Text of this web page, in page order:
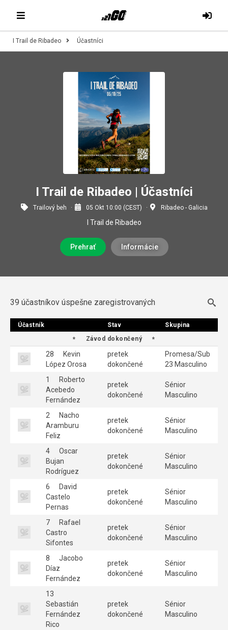
I Trail de Ribadeo Účastníci
I Trail de Ribadeo | Účastníci
Trailový beh 05 Okt 10:00 (CEST) Ribadeo - Galicia
I Trail de Ribadeo
Prehrať Informácie
39 účastníkov úspešne zaregistrovaných
Účastník Stav
Skupina
Závod dokončený
28
Kevin
López Orosa
pretek
dokončené
Promesa/Sub
23 Masculino
1
Roberto
Acebedo
Fernández
pretek
dokončené
Sénior
Masculino
2
Nacho
Aramburu
Feliz
pretek
dokončené
Sénior
Masculino
4
Oscar
Bujan
Rodríguez
pretek
dokončené
Sénior
Masculino
6
David
Castelo
Pernas
pretek
dokončené
Sénior
Masculino
7
Rafael
Castro
Sifontes
pretek
dokončené
Sénior
Masculino
8
Jacobo
Díaz
Fernández
pretek
dokončené
Sénior
Masculino
13
Sebastián
Fernández
Rico
pretek
dokončené
Sénior
Masculino
Účastník Stav Skupina